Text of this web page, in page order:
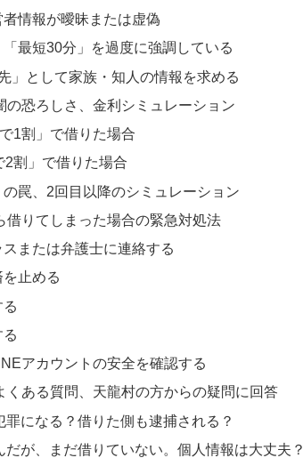
情報が曖昧または虚偽
最短30分」を過度に強調している
」として家族・知人の情報を求める
恐ろしさ、金利シミュレーション
1割」で借りた場合
割」で借りた場合
罠、2回目以降のシミュレーション
借りてしまった場合の緊急対処法
または弁護士に連絡する
止める
アカウントの安全を確認する
くある質問、天龍村の方からの疑問に回答
になる？借りた側も逮捕される？
が、まだ借りていない。個人情報は大丈夫？